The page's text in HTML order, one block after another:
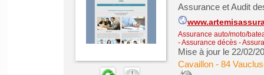
Assurance et Audit
Assurance auto/moto/
- Assurance décès-
Mise à jour le 22/02/
Cavaillon- 84